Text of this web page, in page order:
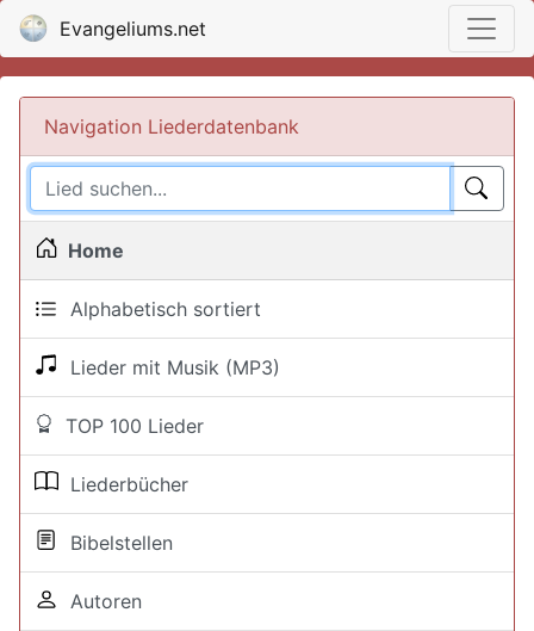
Evangeliums.net
Navigation Liederdatenbank
Home
Alphabetisch sortiert
Lieder mit Musik (MP3)
TOP 100 Lieder
Liederbücher
Bibelstellen
Autoren